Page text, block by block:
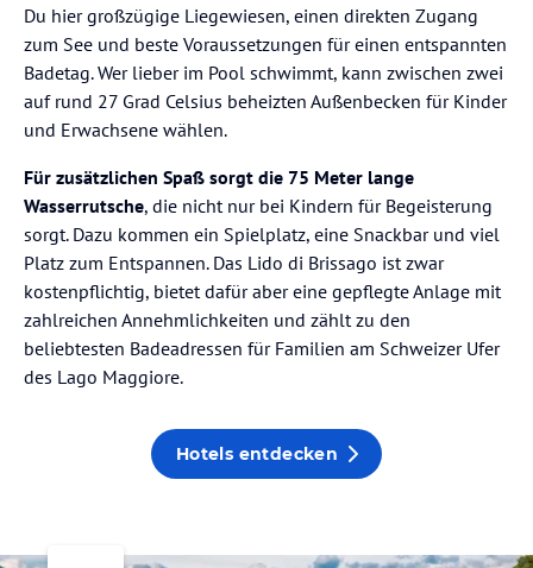
Du hier großzügige Liegewiesen, einen direkten Zugang
zum See und beste Voraussetzungen für einen entspannten
Badetag. Wer lieber im Pool schwimmt, kann zwischen zwei
auf rund 27 Grad Celsius beheizten Außenbecken für Kinder
und Erwachsene wählen.
Für zusätzlichen Spaß sorgt die 75 Meter lange
Wasserrutsche, die nicht nur bei Kindern für Begeisterung
sorgt. Dazu kommen ein Spielplatz, eine Snackbar und viel
Platz zum Entspannen. Das Lido di Brissago ist zwar
kostenpflichtig, bietet dafür aber eine gepflegte Anlage mit
zahlreichen Annehmlichkeiten und zählt zu den
beliebtesten Badeadressen für Familien am Schweizer Ufer
des Lago Maggiore.
Hotels entdecken